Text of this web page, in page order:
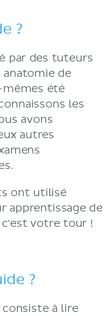
?
par des tuteurs
de
mêmes été
les
avons
autres
ont utilisé
apprentissage de
votre tour !
?
à lire